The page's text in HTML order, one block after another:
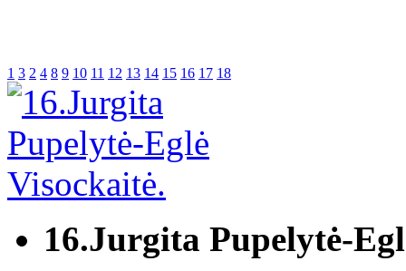
1 3 2 4 8 9 10 11 12 13 14 15 16 17 18
16.Jurgita Pupelytė-